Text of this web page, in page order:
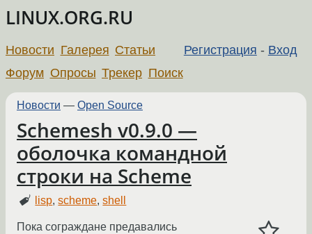
LINUX.ORG.RU
Регистрация - Вход
Новости Галерея Статьи
Форум Опросы Трекер Поиск
Новости — Open Source
Schemesh v0.9.0 —
оболочка командной
строки на Scheme
lisp,scheme,shell
Пока сограждане предавались